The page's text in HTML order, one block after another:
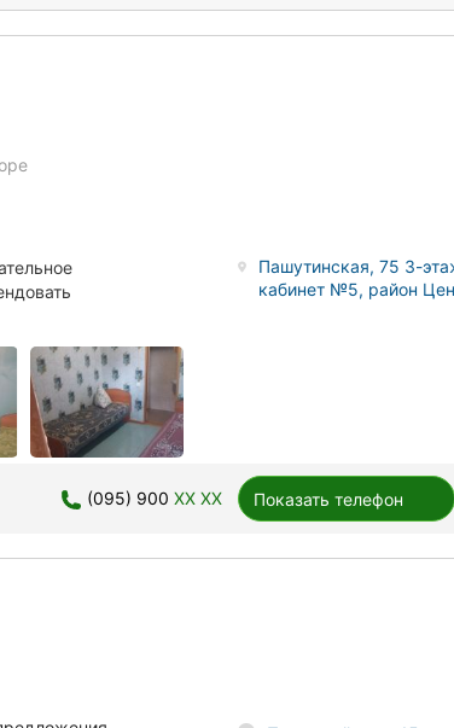
Пашутинская, 75 3-
кабинет №5, район
(095) 900 XX XX Показать телефон